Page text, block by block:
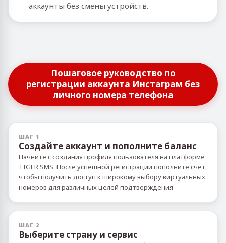
аккаунты без смены устройств.
Пошаговое руководство по
регистрации аккаунта Инстаграм без
личного номера телефона
ШАГ 1
Создайте аккаунт и пополните баланс
Начните с создания профиля пользователя на платформе
TIGER SMS. После успешной регистрации пополните счет,
чтобы получить доступ к широкому выбору виртуальных
номеров для различных целей подтверждения
ШАГ 2
Выберите страну и сервис